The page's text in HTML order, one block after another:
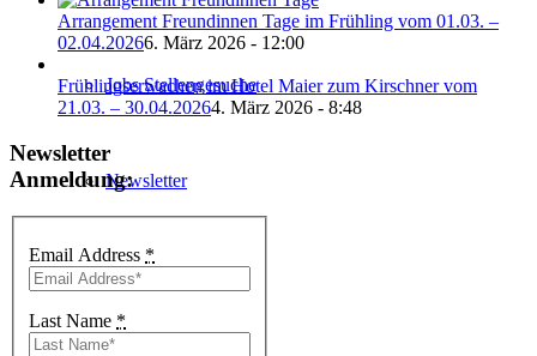
Jobs Stellengesuche
Newsletter
Shop / Gutscheine
Arrangement Freundinnen Tage im Frühling vom 01.03. –
02.04.20266. März 2026 - 12:00
Frühlingserwachen im Hotel Maier zum Kirschner vom
21.03. – 30.04.20264. März 2026 - 8:48
Newsletter
Anmeldung:
Email Address *
Last Name *